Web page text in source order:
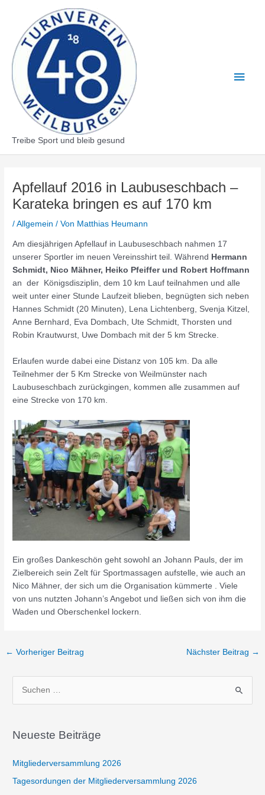
springen
Treibe Sport und bleib gesund
Apfellauf 2016 in Laubuseschbach –
Karateka bringen es auf 170 km
/Allgemein / Von Matthias Heumann
Am diesjährigen Apfellauf in Laubuseschbach nahmen 17
unserer Sportler im neuen Vereinsshirt teil. Während Hermann
Schmidt, Nico Mähner, Heiko Pfeiffer und Robert Hoffmann
an der Königsdisziplin, dem 10 km Lauf teilnahmen und alle
weit unter einer Stunde Laufzeit blieben, begnügten sich neben
Hannes Schmidt (20 Minuten), Lena Lichtenberg, Svenja Kitzel,
Anne Bernhard , Eva Dombach, Ute Schmidt, Thorsten und
Robin Krautwurst, Uwe Dombach mit der 5 km Strecke.
Erlaufen wurde dabei eine Distanz von 105 km. Da alle
Teilnehmer der 5 Km Strecke vonWeilmünster nach
Laubuseschbach zurückgingen, kommen alle zusammen auf
eine Strecke von 170 km.
Ein großes Dankeschön geht sowohl an Johann Pauls, der im
Zielbereich sein Zelt für Sportmassagen aufstelle, wie auch an
Nico Mähner, der sich um die Organisation kümmerte . Viele
von uns nutzten Johann’s Angebot und ließen sich von ihm die
Waden und Oberschenkel lockern.
Beitragsnavigation
← Vorheriger Beitrag Nächster Beitrag →
h
n
n
Neueste Beiträge
Mitgliederversammlung 2026
Tagesordungen der Mitgliederversammlung 2026